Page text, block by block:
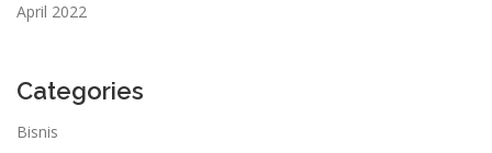
April 2022
Categories
Bisnis